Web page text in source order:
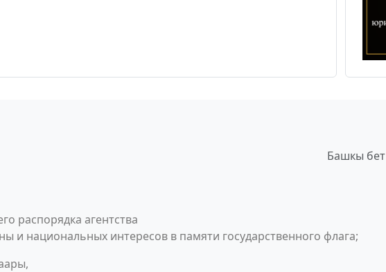
Башкы бет
распорядка агентства
и национальных интересов в памяти государственного флага;